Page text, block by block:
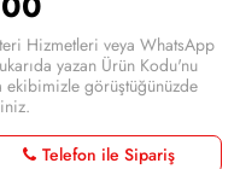
Hizmetleri veya WhatsApp
yazan Ürün Kodu'nu
ekibimizle görüştüğünüzde
Telefon ile Sipariş